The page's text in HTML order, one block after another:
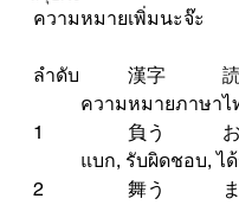
ความหมายเพิ่มนะจ๊ะ
ลำดับ	漢字		読み方
ความหมายภาษาไ
1		負う		おう
แบก, รับผิดชอบ,
2		舞う		まう